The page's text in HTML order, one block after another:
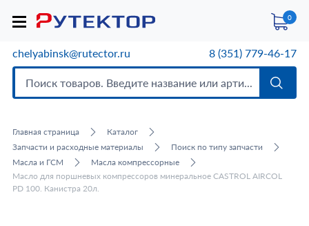
0
chelyabinsk@rutector.ru 8 (351) 779-46-17
Главная страница
Каталог
Запчасти и расходные материалы
Поиск по типу запчасти
Масла и ГСМ
Масла компрессорные
Масло для поршневых компрессоров минеральное CASTROL AIRCOL
PD 100. Канистра 20л.